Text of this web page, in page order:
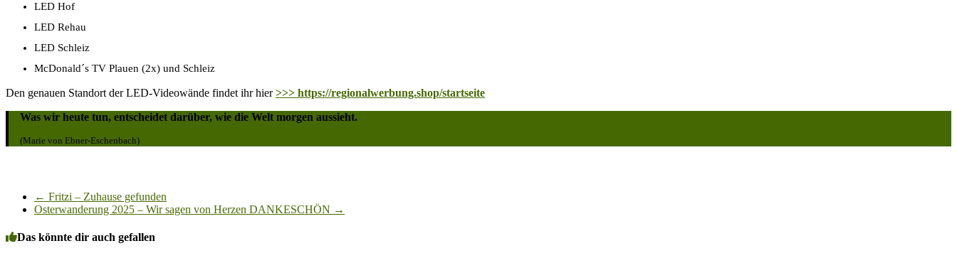
LED Hof
LED Rehau
LED Schleiz
McDonald´s TV Plauen (2x) und Schleiz
Den genauen Standort der LED-Videowände findet ihr hier>>> https://regionalwerbung.shop/startseite
Was wir heute tun, entscheidet darüber, wie die Welt morgen aussieht.
(Marie von Ebner-Eschenbach)
← Fritzi – Zuhause gefunden
Osterwanderung 2025 – Wir sagen von Herzen DANKESCHÖN →
Das könnte dir auch gefallen